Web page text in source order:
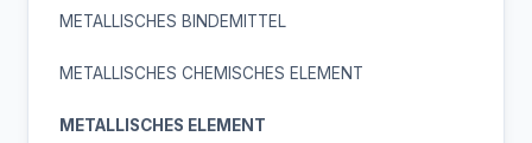
METALLISCHES BINDEMITTEL
METALLISCHES CHEMISCHES ELEMENT
METALLISCHES ELEMENT